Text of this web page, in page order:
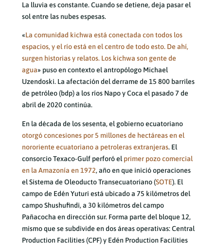
La lluvia es constante. Cuando se detiene, deja pasar el
sol entre las nubes espesas.
«La comunidad kichwa está conectada con todos los
espacios, y el río está en el centro de todo esto. De ahí,
surgen historias y relatos. Los kichwa son gente de
agua» puso en contexto el antropólogo Michael
Uzendoski. La afectación del derrame de 15 800 barriles
de petróleo (bdp) a los ríos Napo y Coca el pasado 7 de
abril de 2020 continúa.
En la década de los sesenta, el gobierno ecuatoriano
otorgó concesiones por 5 millones de hectáreas en el
nororiente ecuatoriano a petroleras extranjeras. El
consorcio Texaco-Gulf perforó elprimer pozo comercial
en la Amazonía en 1972, año en que inició operaciones
el Sistema de Oleoducto Transecuatoriano (SOTE). El
campo de Edén Yuturi está ubicado a 75 kilómetros del
campo Shushufindi, a 30 kilómetros del campo
Pañacocha en dirección sur. Forma parte del bloque 12,
mismo que se subdivide en dos áreas operativas: Central
Production Facilities (CPF) y Edén Production Facilities